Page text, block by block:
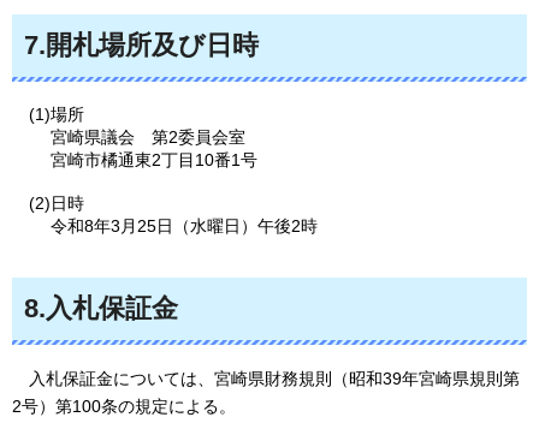
7.開札場所及び日時
(1)場所
宮崎県議会
第2委員会室
宮崎市橘通東2丁目10番1号
(2)日時
令和8年3月25日（水曜日）午後2時
8.入札保証金
入札保証金については、宮崎県財務規則（昭和39年宮崎県規則第
2号）第100条の規定による。